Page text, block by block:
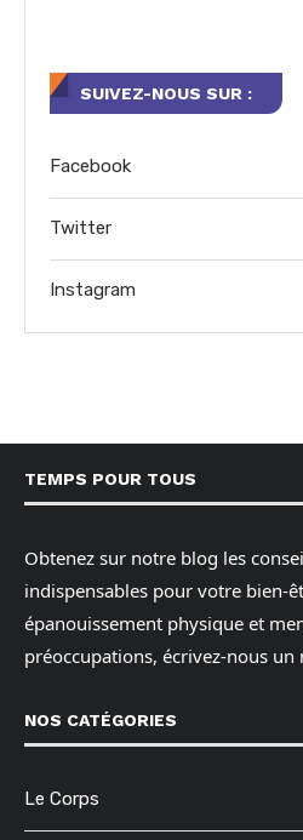
SUIVEZ-NOUS SUR :
Facebook
Twitter
Instagram
TEMPS POUR TOUS
Obtenez sur notre blog les
indispensables pour votre bien-
épanouissement physique et
préoccupations, écrivez-nous un
NOS CATÉGORIES
Le Corps